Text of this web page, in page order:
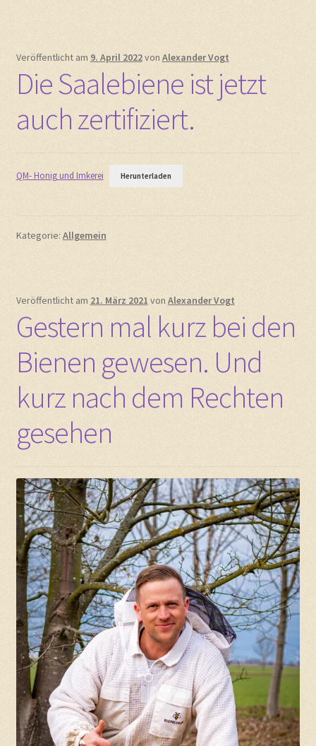
Veröffentlicht am 9. April 2022von Alexander Vogt
Die Saalebiene ist jetzt
auch zertifiziert.
QM- Honig und Imkerei Herunterladen
Kategorie: Allgemein
Veröffentlicht am 21. März 2021 von Alexander Vogt
Gestern mal kurz bei den
Bienen gewesen. Und
kurz nach dem Rechten
gesehen